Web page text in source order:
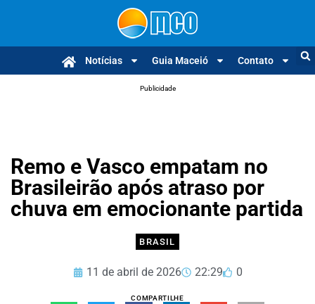
Notícias Guia Maceió Contato
Publicidade
Remo e Vasco empatam no
Brasileirão após atraso por
chuva em emocionante partida
BRASIL
11 de abril de 2026 22:29 0
COMPARTILHE